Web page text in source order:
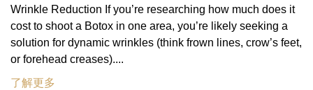
Wrinkle Reduction If you’re researching how much does it
cost to shoot a Botox in one area, you’re likely seeking a
solution for dynamic wrinkles (think frown lines, crow’s feet,
or forehead creases)....
了解更多